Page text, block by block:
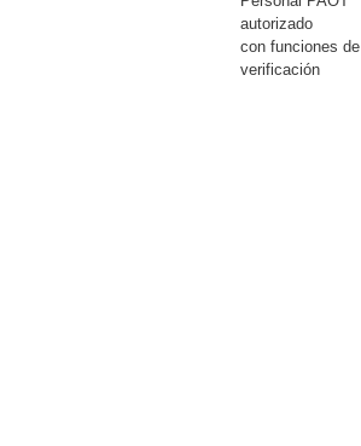
autorizado
con funciones de
verificación